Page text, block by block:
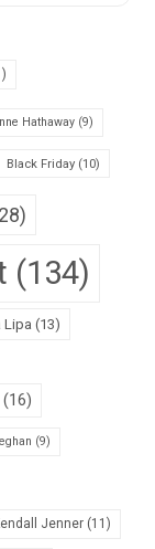
Hathaway (9)
Black Friday (10)
(134)
Lipa (13)
(16)
(9)
Jenner (11)